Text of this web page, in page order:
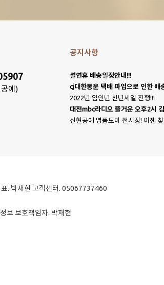
예)
공지사항
설연휴 배송일정안내!!!
cj대한통운 택배 파업으로 인한
2022년 임인년 신년세일 진행!!!
대전mbc라디오 즐거운 오후2시
신현공예 명품도마 전시장! 이젠
. 박재현 고객센터. 05067737460
보 보호책임자. 박재현